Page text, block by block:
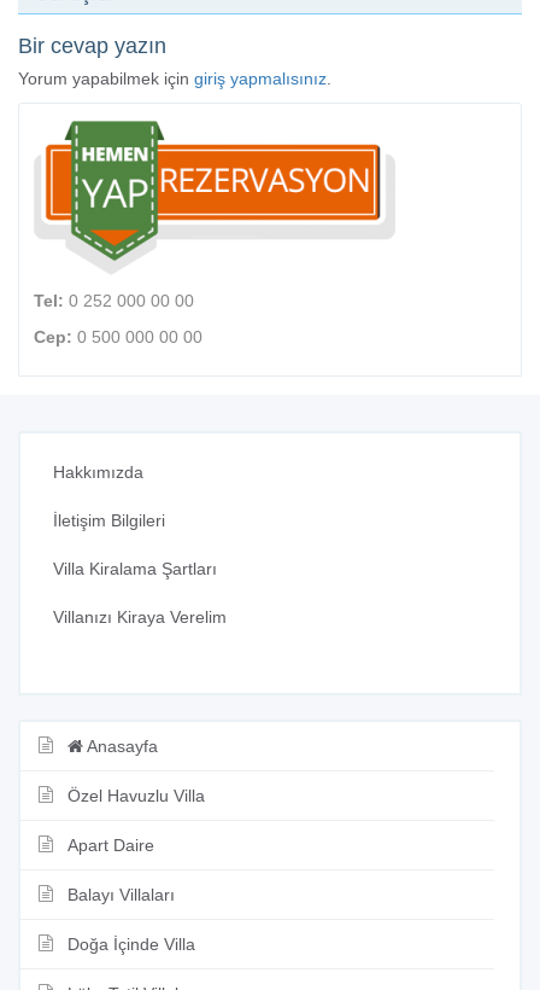
Bir cevap yazın
Yorum yapabilmek için giriş yapmalısınız
Tel: 0 252 000 00 00
Cep: 0 500 000 00 00
Hakkımızda
İletişim Bilgileri
Villa Kiralama Şartları
Villanızı Kiraya Verelim
Anasayfa
Özel Havuzlu Villa
Apart Daire
Balayı Villaları
Doğa İçinde Villa